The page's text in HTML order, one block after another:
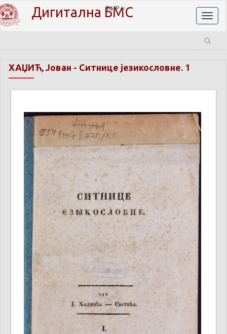
Дигитална БМС
ЋИР
ХАЏИЋ, Јован - Ситнице језикословне. 1